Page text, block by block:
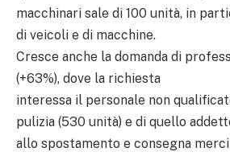
macchinari sale di 100 unità, in
di veicoli e di macchine.
Cresce anche la domanda di
(+63%), dove la richiesta
interessa il personale non
pulizia (530 unità) e di quello
allo spostamento e consegna merci